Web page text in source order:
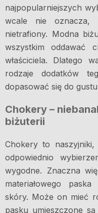
najpopularniejszych
wcale nie
nietrafiony. Modna
wszystkim oddawać
właściciela. Dlatego
rodzaje dodatków
dopasować się do
Chokery –
biżuterii
Chokery to
odpowiednio
wygodne. Znaczna
materiałowego
skóry. Może on mieć
pasku umieszczone